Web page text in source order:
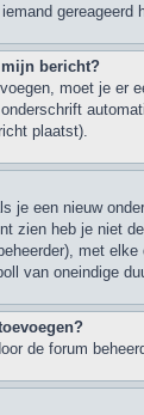
gereageerd
bericht?
moet je er
plaatst).
je een nieuw
zien heb je niet
met
van oneindige
de forum